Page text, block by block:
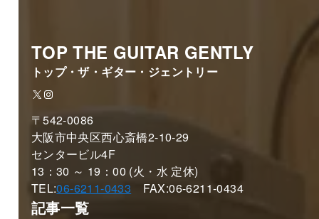
TOP THE GUITAR GENTLY
トップ・ザ・ギター・ジェントリー
X Instagram
〒542-0086
大阪市中央区西心斎橋2-10-29
センタービル4F
13：30 ～ 19：00 (火・水 定休)
TEL:06-6211-0433 FAX:06-6211-0434
記事一覧